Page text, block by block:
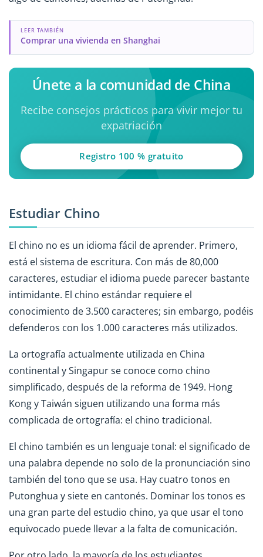
LEER TAMBIÉN
Comprar una vivienda en Shanghai
Únete a la comunidad de China
Recibe consejos prácticos para vivir mejor tu
expatriación
Registro 100 % gratuito
Estudiar Chino
El chino no es un idioma fácil de aprender. Primero,
está el sistema de escritura. Con más de 80,000
caracteres, estudiar el idioma puede parecer bastante
intimidante. El chino estándar requiere el
conocimiento de 3.500 caracteres; sin embargo, podéis
defenderos con los 1.000 caracteres más utilizados.
La ortografía actualmente utilizada en China
continental y Singapur se conoce como chino
simplificado, después de la reforma de 1949. Hong
Kong y Taiwán siguen utilizando una forma más
complicada de ortografía: el chino tradicional.
El chino también es un lenguaje tonal: el significado de
una palabra depende no solo de la pronunciación sino
también del tono que se usa. Hay cuatro tonos en
Putonghua y siete en cantonés. Dominar los tonos es
una gran parte del estudio chino, ya que usar el tono
equivocado puede llevar a la falta de comunicación.